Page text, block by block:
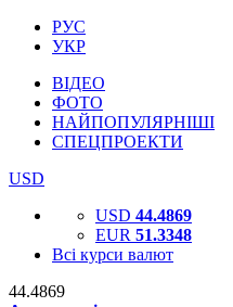
РУС
УКР
ВІДЕО
ФОТО
НАЙПОПУЛЯРНІШІ
СПЕЦПРОЕКТИ
USD
USD 44.4869
EUR 51.3348
Всі курси валют
44.4869